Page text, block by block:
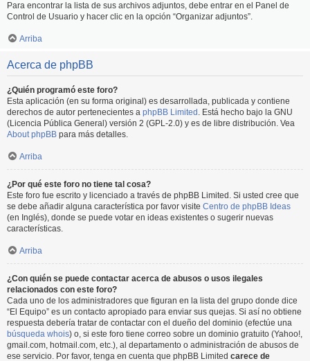
Para encontrar la lista de sus archivos adjuntos, debe entrar en el Panel de
Control de Usuario y hacer clic en la opción “Organizar adjuntos”.
Arriba
Acerca de phpBB
¿Quién programó este foro?
Esta aplicación (en su forma original) es desarrollada, publicada y contiene
derechos de autor pertenecientes a phpBB Limited . Está hecho bajo la GNU
(Licencia Pública General) versión 2 (GPL-2.0) y es de libre distribución. Vea
About phpBB para más detalles.
Arriba
¿Por qué este foro no tiene tal cosa?
Este foro fue escrito y licenciado a través de phpBB Limited. Si usted cree que
se debe añadir alguna característica por favor visite Centro de phpBB Ideas
(en Inglés), donde se puede votar en ideas existentes o sugerir nuevas
características.
Arriba
¿Con quién se puede contactar acerca de abusos o usos ilegales
relacionados con este foro?
Cada uno de los administradores que figuran en la lista del grupo donde dice
“El Equipo” es un contacto apropiado para enviar sus quejas. Si así no obtiene
respuesta debería tratar de contactar con el dueño del dominio (efectúe una
búsqueda whois) o, si este foro tiene correo sobre un dominio gratuito (Yahoo!,
gmail.com, hotmail.com, etc.), al departamento o administración de abusos de
ese servicio. Por favor, tenga en cuenta que phpBB Limited carece de